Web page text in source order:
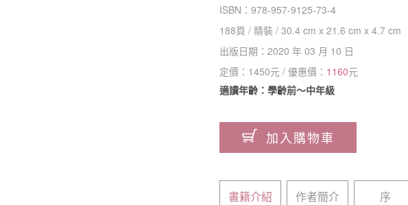
ISBN：978-957-9125-73-4
188頁 /精裝 /30.4 cm x 21.6 cm x 4.7 cm
出版日期：2020 年 03 月 10 日
定價： 1450元 / 優惠價： 1160元
適讀年齡：學齡前～中年級
加入購物車
書籍介紹 作者簡介 序